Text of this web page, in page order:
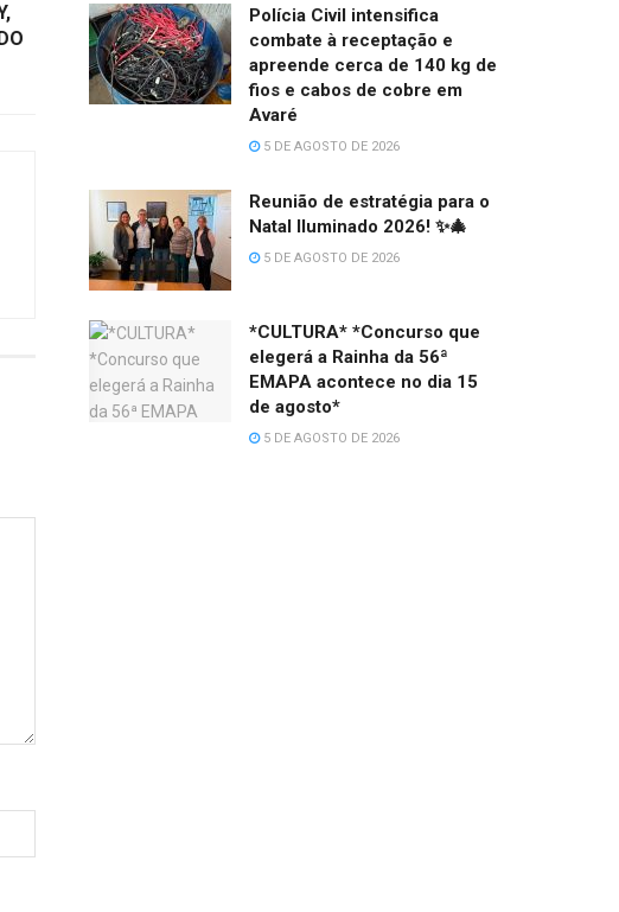
Polícia Civil intensifica
combate à receptação e
apreende cerca de 140 kg de
fios e cabos de cobre em
Avaré
5 DE AGOSTO DE 2026
Reunião de estratégia para o
Natal Iluminado 2026! ✨🎄
5 DE AGOSTO DE 2026
*CULTURA* *Concurso que
elegerá a Rainha da 56ª
EMAPA acontece no dia 15
de agosto*
5 DE AGOSTO DE 2026